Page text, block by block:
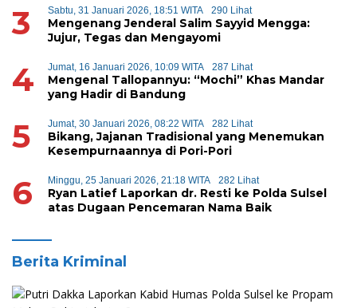
3 Sabtu, 31 Januari 2026, 18:51 WITA 290 Lihat
Mengenang Jenderal Salim Sayyid Mengga:
Jujur, Tegas dan Mengayomi
4 Jumat, 16 Januari 2026, 10:09 WITA 287 Lihat
Mengenal Tallopannyu: “Mochi” Khas Mandar
yang Hadir di Bandung
5 Jumat, 30 Januari 2026, 08:22 WITA 282 Lihat
Bikang, Jajanan Tradisional yang Menemukan
Kesempurnaannya di Pori-Pori
6 Minggu, 25 Januari 2026, 21:18 WITA 282 Lihat
Ryan Latief Laporkan dr. Resti ke Polda Sulsel
atas Dugaan Pencemaran Nama Baik
Berita Kriminal